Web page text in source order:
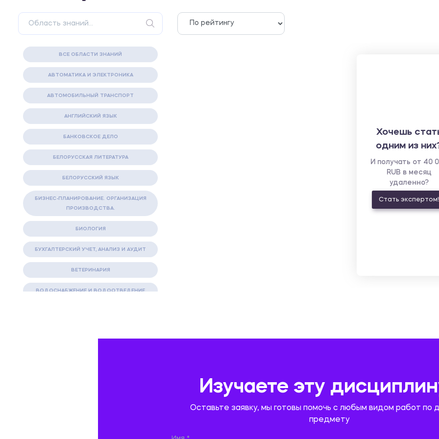
ВСЕ ОБЛАСТИ ЗНАНИЙ
АВТОМАТИКА И ЭЛЕКТРОНИКА
АВТОМОБИЛЬНЫЙ ТРАНСПОРТ
АНГЛИЙСКИЙ ЯЗЫК
БАНКОВСКОЕ ДЕЛО
БЕЛОРУССКАЯ ЛИТЕРАТУРА
БЕЛОРУССКИЙ ЯЗЫК
БИЗНЕС-ПЛАНИРОВАНИЕ. ОРГАНИЗАЦИЯ
ПРОИЗВОДСТВА.
БИОЛОГИЯ
БУХГАЛТЕРСКИЙ УЧЕТ, АНАЛИЗ И АУДИТ
ВЕТЕРИНАРИЯ
ВОДОСНАБЖЕНИЕ И ВОДООТВЕДЕНИЕ
Хочешь
одним из
И получать от 40
RUB в месяц
удаленно?
Стать экспертом!
Изучаете эту
Оставьте заявку, мы готовы помочь с любым видом работ по
предмету